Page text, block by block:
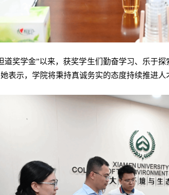
道奖学金”以来，获奖学生们 勤奋学习、 乐于探
表示，学院将秉持真诚务实的态度持续推进人